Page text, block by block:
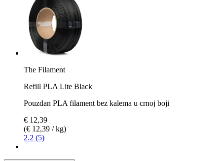
The Filament
Refill PLA Lite Black
Pouzdan PLA filament bez kalema u crnoj boji
€ 12,39
(€ 12,39 / kg)
2.2 (5)